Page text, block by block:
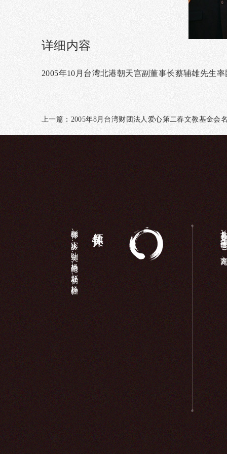
详细内容
2005年10月台湾北港朝天宫副董事长蔡辅雄先生
上一篇： 2005年8月台湾财团法人爱心第二春文教基金会
彭德怀、宋庆龄、叶剑英、杨尚昆、赵朴初、杨静仁... 长岛县各界,庙宇